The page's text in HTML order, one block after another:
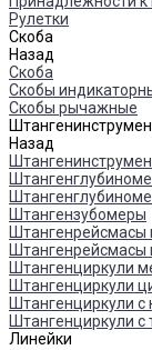
Рулетки
Скоба
Назад
Скоба
Скобы
Скобы рычажные
Назад
Штангензубомеры
Штангенрейсмасы
Штангенциркули
Штангенциркули
Штангенциркули с
Штангенциркули
Линейки